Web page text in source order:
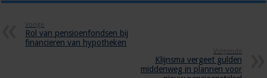
Vorige
Rol van pensioenfondsen bij
financieren van hypotheken
Volgende
Klijnsma vergeet gulden
middenweg in plannen voor